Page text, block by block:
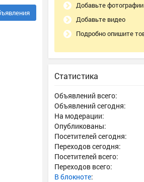
Добавьте фотографии
Добавьте видео
Подробно опишите
Статистика
Объявлений всего:
Объявлений сегодня:
На модерации:
Опубликованы:
Посетителей сегодня:
Переходов сегодня:
Посетителей всего:
Переходов всего:
В блокноте: